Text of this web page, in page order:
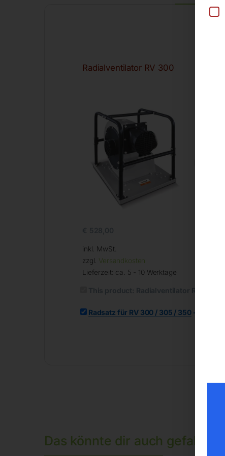
Radialventilator RV 300
inkl. MwSt.
zzgl. Versandkosten
Lieferzeit: ca. 5 - 10 Werktage
Radsatz für RV 300 / 305 / 350-
Das könnte dir auch gefallen …